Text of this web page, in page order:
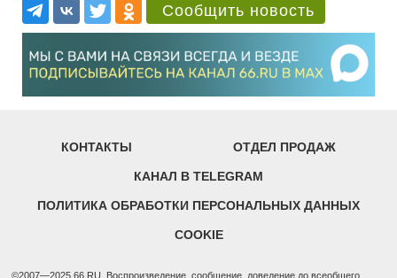
Сообщить новость
КОНТАКТЫ ОТДЕЛ ПРОДАЖ
КАНАЛ В TELEGRAM
ПОЛИТИКА ОБРАБОТКИ ПЕРСОНАЛЬНЫХ ДАННЫХ
COOKIE
©2007—2025 66.RU. Воспроизведение, сообщение, доведение до всеобщего